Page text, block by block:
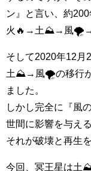
ン』と言い、約
火🔥→土⛰→風🌪→
そして2020年12月
土⛰→風🌪の移行が
ました。
しかし完全に『風
世間に影響を与え
それが破壊と再生
今回、冥王星は土